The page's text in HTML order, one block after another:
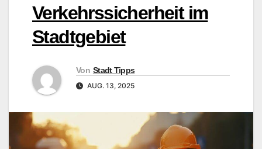
Verkehrssicherheit im
Stadtgebiet
Von Stadt Tipps
AUG. 13, 2025